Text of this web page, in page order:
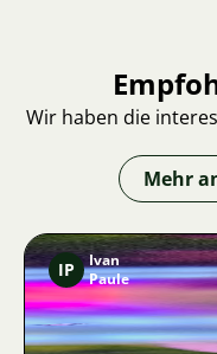
Wir haben die
Mehr
IP
Ivan
Paule